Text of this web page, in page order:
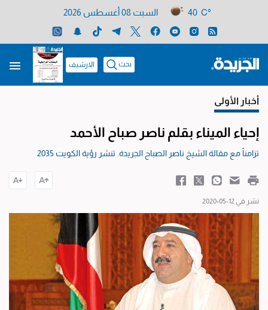
40 C° السبت 08 أغسطس 2026
بحث الارشيف
أخبار الأولى
إحياء الميناء بقلم ناصر صباح الأحمد
تزامناً مع مقالة الشيخ ناصر الصباح الجريدة. تنشر رؤية الكويت 2035
نشر في 12-05-2020